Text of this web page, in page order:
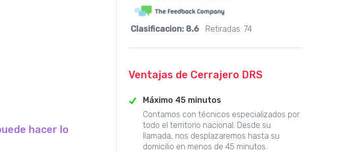
hacer lo
Clasificacion: 8.6 Retiradas: 74
Ventajas de Cerrajero DRS
Máximo 45 minutos
Contamos con técnicos especializados por
todo el territorio nacional. Desde su
llamada, nos desplazaremos hasta su
domicilio en menos de 45 minutos.